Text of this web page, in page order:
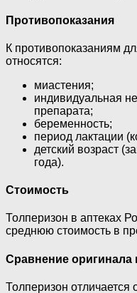
Противопоказания
К противопоказаниям
относятся:
миастения;
индивидуальная
препарата;
беременность;
период лактации
детский возраст
года).
Стоимость
Толперизон в аптеках
среднюю стоимость в
Сравнение оригинала
Толперизон отличается